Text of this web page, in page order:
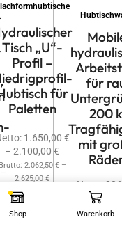
Tisch „U“-
Profil –
für
Paletten
1.650,00 €
– 2.100,00 €
Brutto: 2.062,50 €–
2.625,00 €
für
200
mit
Netto:
Brutto:
Shop Warenkorb